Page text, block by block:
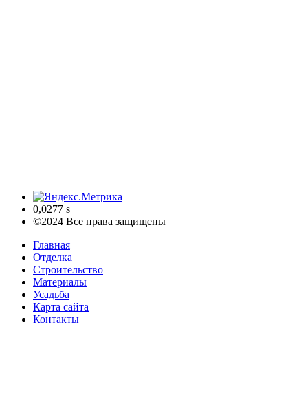
0,0277 s
©2024 Все права защищены
Главная
Отделка
Строительство
Материалы
Усадьба
Карта сайта
Контакты